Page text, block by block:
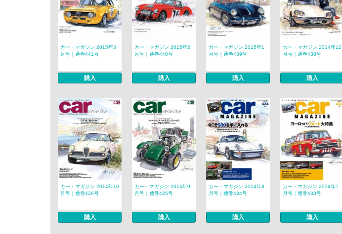
カー・マガジン 2015年3
月号｜通巻441号
購入
カー・マガジン 2015年2
月号｜通巻440号
購入
カー・マガジン 2015年1
月号｜通巻439号
購入
カー・マガジン 2014年12
月号｜通巻438号
購入
カー・マガジン 2014年10
月号｜通巻436号
購入
カー・マガジン 2014年9
月号｜通巻435号
購入
カー・マガジン 2014年8
月号｜通巻434号
購入
カー・マガジン 2014年7
月号｜通巻433号
購入